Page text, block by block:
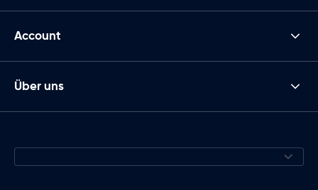
Account
Über uns